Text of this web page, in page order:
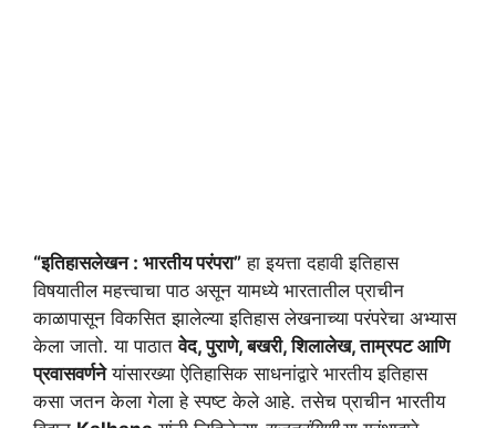
“इतिहासलेखन : भारतीय परंपरा” हा इयत्ता दहावी इतिहास
विषयातील महत्त्वाचा पाठ असून यामध्ये भारतातील प्राचीन
काळापासून विकसित झालेल्या इतिहास लेखनाच्या परंपरेचा अभ्यास
केला जातो. या पाठातवेद, पुराणे, बखरी, शिलालेख, ताम्रपट आणि
प्रवासवर्णनेयांसारख्या ऐतिहासिक साधनांद्वारे भारतीय इतिहास
कसा जतन केला गेला हे स्पष्ट केले आहे. तसेच प्राचीन भारतीय